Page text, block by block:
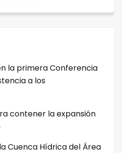
la primera Conferencia
a los
contener la expansión
Cuenca Hídrica del Área